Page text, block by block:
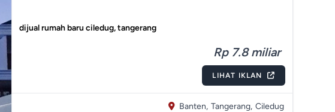
dijual rumah baru ciledug, tangerang
Rp 7.8 miliar
LIHAT IKLAN
Banten, Tangerang, Ciledug